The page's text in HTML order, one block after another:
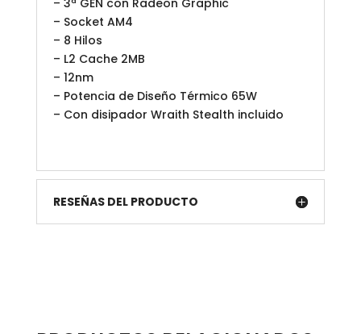
– 3ª GEN con Radeon Graphic
– Socket AM4
– 8 Hilos
– L2 Cache 2MB
– 12nm
– Potencia de Diseño Térmico 65W
– Con disipador Wraith Stealth incluido
RESEÑAS DEL PRODUCTO